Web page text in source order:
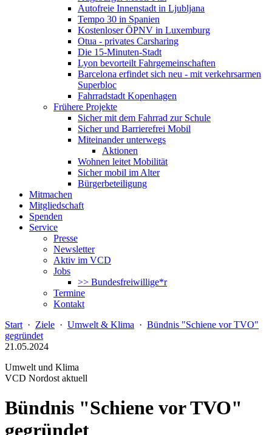
Autofreie Innenstadt in Ljubljana
Tempo 30 in Spanien
Kostenloser ÖPNV in Luxemburg
Otua - privates Carsharing
Die 15-Minuten-Stadt
Lyon bevorteilt Fahrgemeinschaften
Barcelona erfindet sich neu - mit verkehrsarmen
Superbloc
Fahrradstadt Kopenhagen
Frühere Projekte
Sicher mit dem Fahrrad zur Schule
Sicher und Barrierefrei Mobil
Miteinander unterwegs
Aktionen
Wohnen leitet Mobilität
Sicher mobil im Alter
Bürgerbeteiligung
Mitmachen
Mitgliedschaft
Spenden
Service
Presse
Newsletter
Aktiv im VCD
Jobs
>> Bundesfreiwillige*r
Termine
Kontakt
Start · Ziele · Umwelt & Klima · Bündnis "Schiene vor TVO"
gegründet
21.05.2024
Umwelt und Klima
VCD Nordost aktuell
Bündnis "Schiene vor TVO"
gegründet